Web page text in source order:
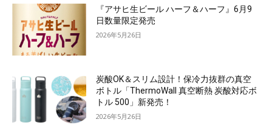
『アサヒ生ビール ハーフ＆ハーフ』6月9
日数量限定発売
2026年5月26日
炭酸OK＆スリム設計！保冷力抜群の真空
ボトル「ThermoWall 真空断熱 炭酸対応ボ
トル 500」新発売！
2026年5月26日